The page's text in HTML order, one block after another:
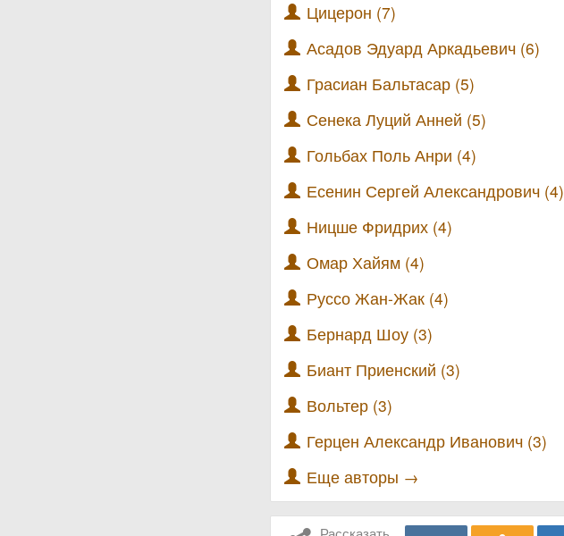
Цицерон (7)
Асадов Эдуард Аркадьевич (6)
Грасиан Бальтасар (5)
Сенека Луций Анней (5)
Гольбах Поль Анри (4)
Есенин Сергей Александрович (4)
Ницше Фридрих (4)
Омар Хайям (4)
Руссо Жан-Жак (4)
Бернард Шоу (3)
Биант Приенский (3)
Вольтер (3)
Герцен Александр Иванович (3)
Еще авторы →